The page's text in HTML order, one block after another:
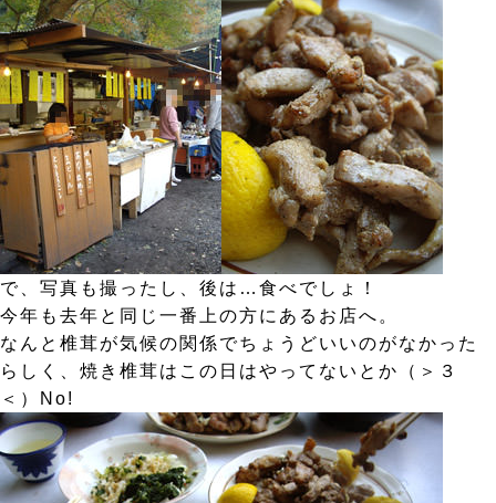
で、写真も撮ったし、後は…食べでしょ！
今年も去年と同じ一番上の方にあるお店へ。
なんと椎茸が気候の関係でちょうどいいのがなかった
らしく、焼き椎茸はこの日はやってないとか（＞３
＜）No!